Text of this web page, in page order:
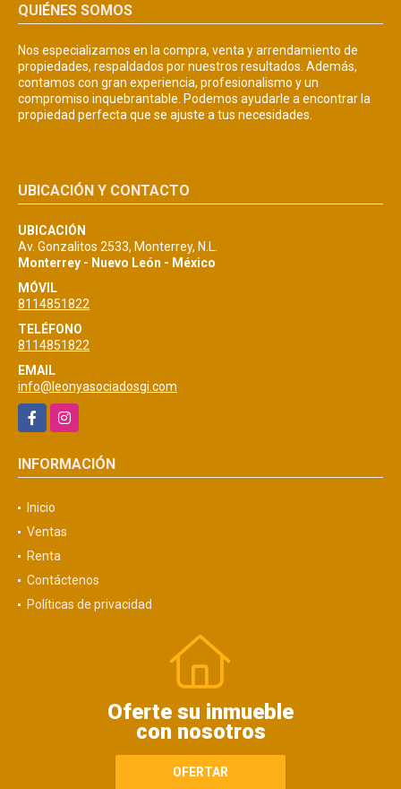
QUIÉNES SOMOS
Nos especializamos en la compra, venta y arrendamiento de
propiedades, respaldados por nuestros resultados. Además,
contamos con gran experiencia, profesionalismo y un
compromiso inquebrantable. Podemos ayudarle a encontrar la
propiedad perfecta que se ajuste a tus necesidades.
UBICACIÓN Y CONTACTO
UBICACIÓN
Av. Gonzalitos 2533, Monterrey, N.L.
Monterrey - Nuevo León - México
MÓVIL
8114851822
TELÉFONO
8114851822
EMAIL
info@leonyasociadosgi.com
FacebookInstagram
INFORMACIÓN
Inicio
Ventas
Renta
Contáctenos
Políticas de privacidad
Oferte su inmueble
con nosotros
OFERTAR